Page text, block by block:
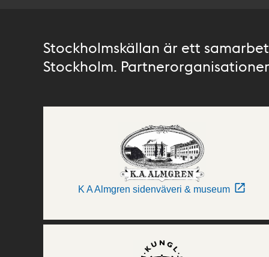
Stockholmskällan är ett
Stockholm.
K A Almgren sidenväveri & museum